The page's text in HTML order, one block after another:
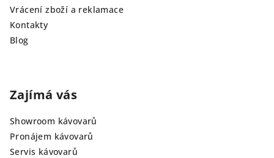
Vrácení zboží a reklamace
Kontakty
Blog
Zajímá vás
Showroom kávovarů
Pronájem kávovarů
Servis kávovarů